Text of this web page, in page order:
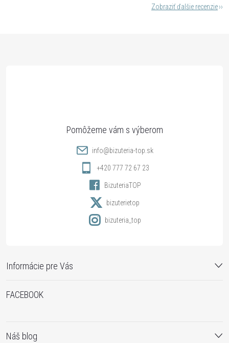
Zobraziť ďalšie recenzie
Informácie pre Vás
info@bizuteria-top.sk
+420 777 72 67 23
BizuteriaTOP
bizuterietop
bizuteria_top
FACEBOOK
Náš blog